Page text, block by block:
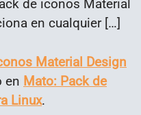
de iconos Material
en cualquier […]
Material Design
en Mato: Pack de
Linux.